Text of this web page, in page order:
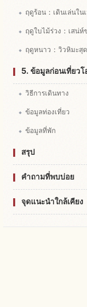
ฤดูร้อน：เดินเล่นใ
ฤดูใบไม้ร่วง：เสน่
ฤดูหนาว：วิวหิมะสุ
5. ข้อมูลก่อนเที่ยวโ
วิธีการเดินทาง
ข้อมูลท่องเที่ยว
ข้อมูลที่พัก
สรุป
คำถามที่พบบ่อย
จุดแนะนำใกล้เคียง